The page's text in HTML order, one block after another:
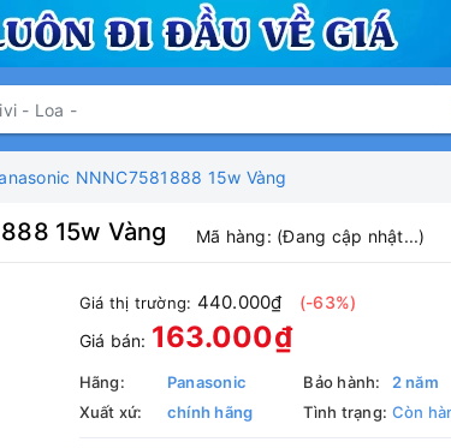
NNNC7581888 15w Vàng
15w Vàng Mã hàng: (Đang cập nhật...)
Giá thị trường: 440.000₫
(-63%)
Giá bán: 163.000₫
Hãng:
Panasonic
Xuất xứ:
chính hãng
Bảo hành:
2 năm
Tình trạng: Còn